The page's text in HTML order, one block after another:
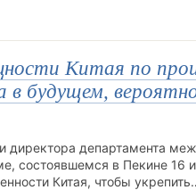
Китая по
в будущем,
директора департамента
состоявшемся в Пекине 16
Китая, чтобы